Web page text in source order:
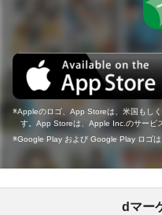
Appleのロゴ、App Storeは、米国もし
す。App Storeは、Apple Inc.のサービ
Google Play および Google Play ロゴは
dマー